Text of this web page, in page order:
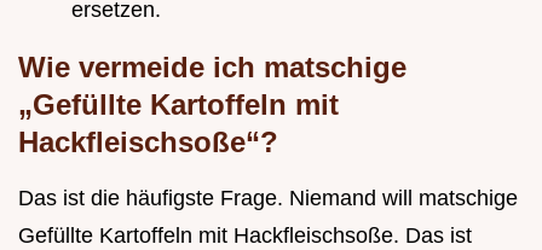
ersetzen.
Wie vermeide ich matschige
„Gefüllte Kartoffeln mit
Hackfleischsoße“?
Das ist die häufigste Frage. Niemand will matschige
Gefüllte Kartoffeln mit Hackfleischsoße. Das ist